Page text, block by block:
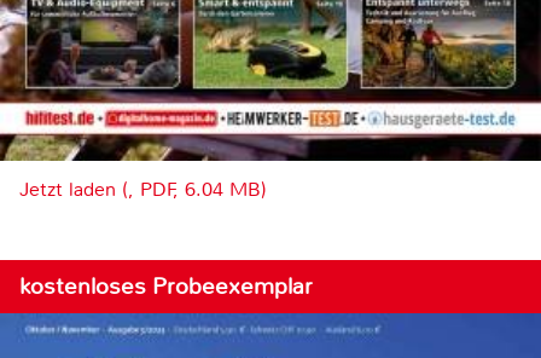
Jetzt laden (, PDF, 6.04 MB)
kostenloses Probeexemplar